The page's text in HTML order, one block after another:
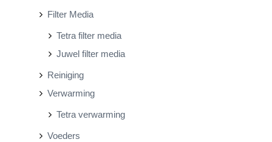
Filter Media
Tetra filter media
Juwel filter media
Reiniging
Verwarming
Tetra verwarming
Voeders